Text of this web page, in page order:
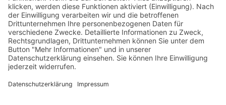
HOTLINE
PURELINK.DE